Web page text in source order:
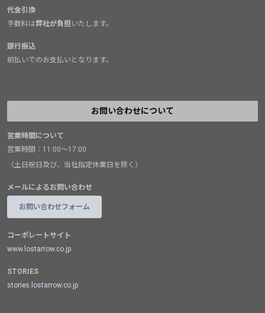
代金引換
手数料は弊社が負担いたします。
銀行振込
前払いでのお支払いとなります。
お問い合わせについて
営業時間について
営業時間：11:00～17:00
（土日祝日及び、当社指定休業日を除く）
メールによるお問い合わせ
お問い合わせフォーム
コーポレートサイト
www.lostarrow.co.jp
STORIES
stories.lostarrow.co.jp